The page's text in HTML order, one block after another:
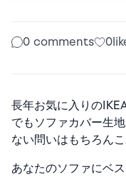
0 comments 0
長年お気に入りの
でもソファカバー生
ない問いはもちろん
あなたのソファにベ